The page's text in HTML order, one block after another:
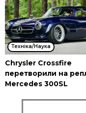
Техніка/Наука
Chrysler Crossfire
перетворили на
Mercedes 300SL